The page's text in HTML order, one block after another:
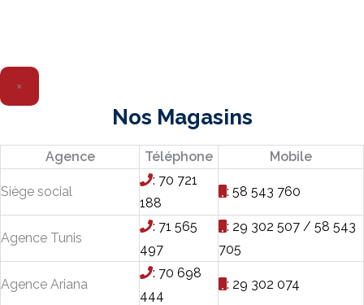
×
Nos Magasins
Agence Téléphone Mobile
Siège social
: 70 721
188
: 58 543 760
Agence Tunis
: 71 565
497
: 29 302 507 / 58 543
705
Agence Ariana
: 70 698
444
: 29 302 074